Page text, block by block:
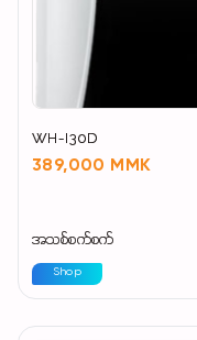
WH-I30D
389,000 MMK
အသစ်စက်စက်
Shop